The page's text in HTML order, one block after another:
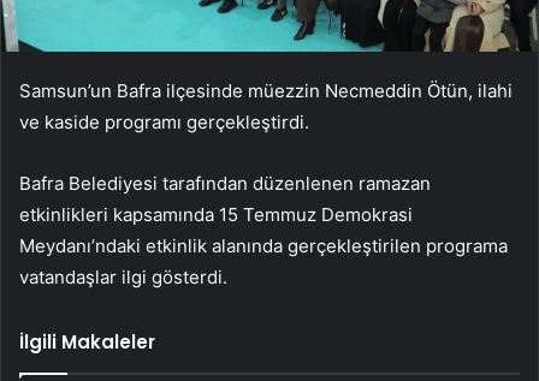
Samsun’un Bafra ilçesinde müezzin Necmeddin Ötün, ilahi
ve kaside programı gerçekleştirdi.
Bafra Belediyesi tarafından düzenlenen ramazan
etkinlikleri kapsamında 15 Temmuz Demokrasi
Meydanı’ndaki etkinlik alanında gerçekleştirilen programa
vatandaşlar ilgi gösterdi.
İlgili Makaleler